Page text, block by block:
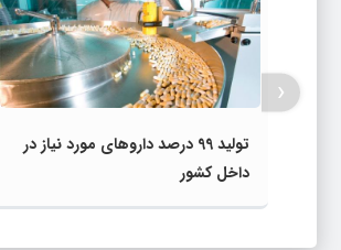
تولید 99 درصد داروهای مورد نیاز در
داخل کشور
‹